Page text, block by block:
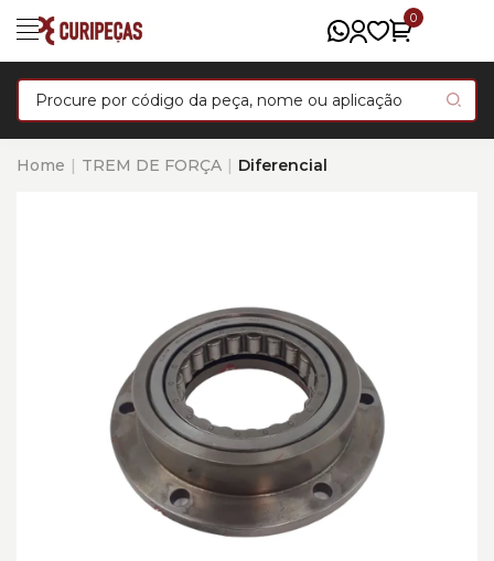
0
Home TREM DE FORÇA Diferencial